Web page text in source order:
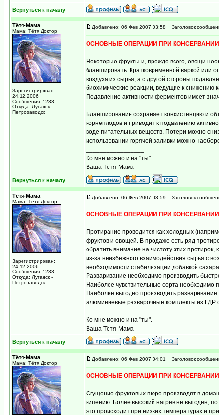
Вернуться к началу
Тётя-Мама
Мама: Тётя Доктор
Зарегистрирован:
24.12.2006
Сообщения: 1233
Откуда: Луганск -
Петрозаводск
Добавлено: 06 Фев 2007 03:58 Заголовок
ОСНОВНЫЕ ОПЕРАЦИИ ПРИ
Некоторые фрукты и, прежде всего, овощи
бланшировать. Кратковременной варкой или
воздуха из сырья, а с другой стороны
биохимические реакции, ведущие к снижению
Подавление активности ферментов имеет
Бланширование сохраняет консистенцию и
корнеплодов и приводит к подавлению
воде питательных веществ. Потери можно
использовании горячей заливки можно
Ко мне можно и на "ты".
Ваша Тётя-Мама
Вернуться к началу
Тётя-Мама
Мама: Тётя Доктор
Зарегистрирован:
24.12.2006
Сообщения: 1233
Откуда: Луганск -
Петрозаводск
Добавлено: 06 Фев 2007 03:59 Заголовок
ОСНОВНЫЕ ОПЕРАЦИИ ПРИ
Протирание проводится как холодных
фруктов и овощей. В продаже есть ряд
обратить внимание на чистоту этих
из-за неизбежного взаимодействия сырья с
необходимости стабилизации добавкой
Разваривание необходимо производить
Наиболее чувствительные сорта необходимо
Наиболее выгодно производить
алюминиевые разварочные комплекты из ГДР
Ко мне можно и на "ты".
Ваша Тётя-Мама
Вернуться к началу
Тётя-Мама
Мама: Тётя Доктор
Добавлено: 06 Фев 2007 04:01 Заголовок
ОСНОВНЫЕ ОПЕРАЦИИ ПРИ
Сгущение фруктовых пюре производят в
кипению. Более высокий нагрев не выгоден,
это происходит при низких температурах и